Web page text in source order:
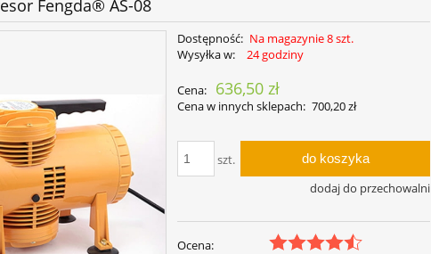
Fengda® AS-08
Dostępność: Na magazynie 8 szt.
Wysyłka w:
24 godziny
Cena: 636,50 zł
Cena w innych sklepach: 700,20 zł
szt. do koszyka
dodaj do przechowalni
Ocena: